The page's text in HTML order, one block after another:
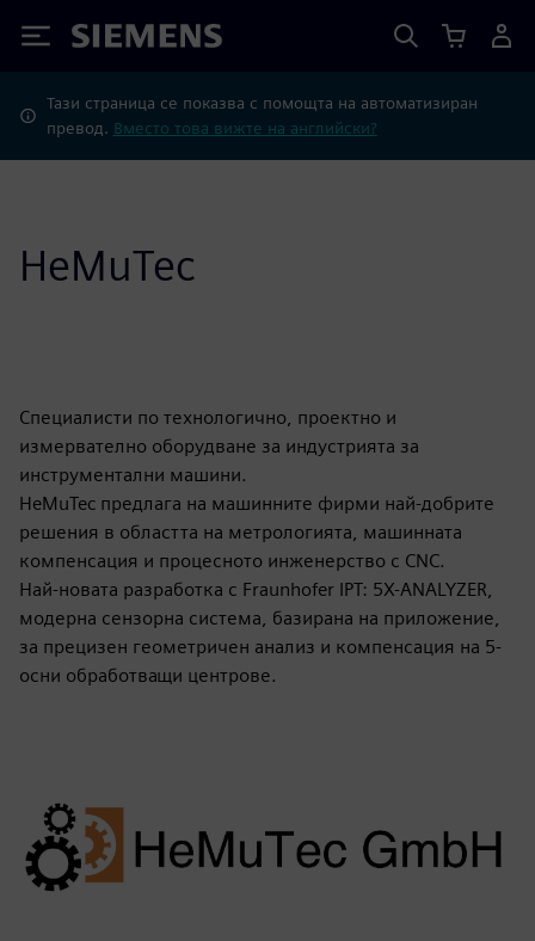
Siemens
Тази страница се показва с помощта на автоматизиран
превод. Вместо това вижте на английски?
HeMuTec
Специалисти по технологично, проектно и
измервателно оборудване за индустрията за
инструментални машини.
HeMuTec предлага на машинните фирми най-добрите
решения в областта на метрологията, машинната
компенсация и процесното инженерство с CNC.
Най-новата разработка с Fraunhofer IPT: 5X-ANALYZER,
модерна сензорна система, базирана на приложение,
за прецизен геометричен анализ и компенсация на 5-
осни обработващи центрове.